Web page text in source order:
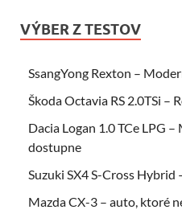
VÝBER Z TESTOV
SsangYong Rexton –
Škoda Octavia RS 2.0TSi –
Dacia Logan 1.0 TCe LPG
dostupne
Suzuki SX4 S-Cross
Mazda CX-3 – auto, ktoré